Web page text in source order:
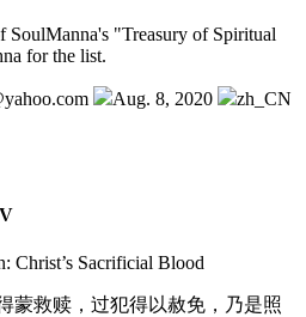
SoulManna's "Treasury of Spiritual
for the list.
Aug. 8, 2020
zh_CN
Christ’s Sacrificial Blood
蒙救赎，过犯得以赦免，乃是照